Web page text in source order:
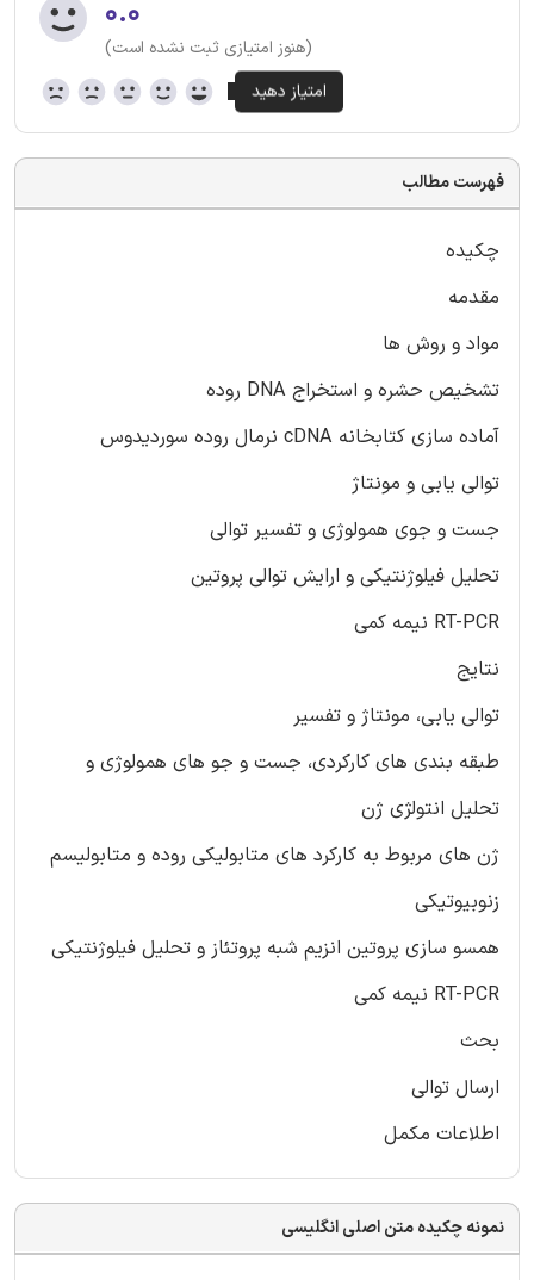
۰.۰
(هنوز امتیازی ثبت نشده است)
فهرست مطالب
چکیده
مقدمه
مواد و روش ها
تشخیص حشره و استخراج DNA روده
آماده سازی کتابخانه cDNA نرمال روده سوردیدوس
توالی یابی و مونتاژ
جست و جوی همولوژی و تفسیر توالی
تحلیل فیلوژنتیکی و ارایش توالی پروتین
RT-PCR نیمه کمی
نتایج
توالی یابی، مونتاژ و تفسیر
طبقه بندی های کارکردی، جست و جو های همولوژی و
تحلیل انتولژی ژن
ژن های مربوط به کارکرد های متابولیکی روده و متابولیسم
زنوبیوتیکی
همسو سازی پروتین انزیم شبه پروتئاز و تحلیل فیلوژنتیکی
RT-PCR نیمه کمی
بحث
ارسال توالی
اطلاعات مکمل
نمونه چکیده متن اصلی انگلیسی